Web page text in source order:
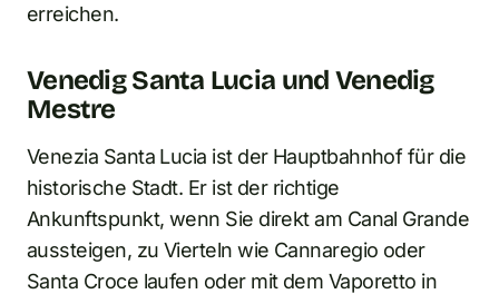
erreichen.
Venedig Santa Lucia und Venedig
Mestre
Venezia Santa Lucia ist der Hauptbahnhof für die
historische Stadt. Er ist der richtige
Ankunftspunkt, wenn Sie direkt am Canal Grande
aussteigen, zu Vierteln wie Cannaregio oder
Santa Croce laufen oder mit dem Vaporetto in